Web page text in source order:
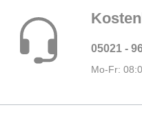
05021 -
Mo-Fr: